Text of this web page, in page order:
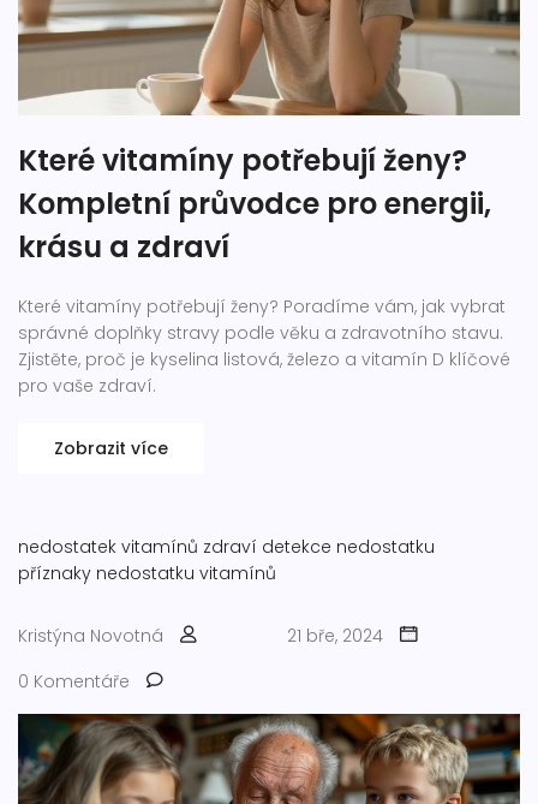
Které vitamíny potřebují ženy?
Kompletní průvodce pro energii,
krásu a zdraví
Které vitamíny potřebují ženy? Poradíme vám, jak vybrat
správné doplňky stravy podle věku a zdravotního stavu.
Zjistěte, proč je kyselina listová, železo a vitamín D klíčové
pro vaše zdraví.
Zobrazit více
nedostatek vitamínů zdraví detekce nedostatku
příznaky nedostatku vitamínů
Kristýna Novotná
21 bře, 2024
0 Komentáře